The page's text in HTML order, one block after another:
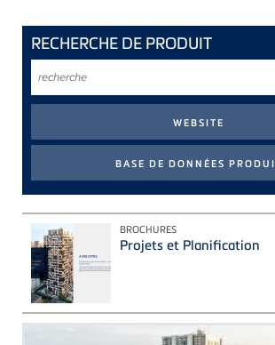
RECHERCHE DE PRODUIT
BROCHURES
Projets et Planification